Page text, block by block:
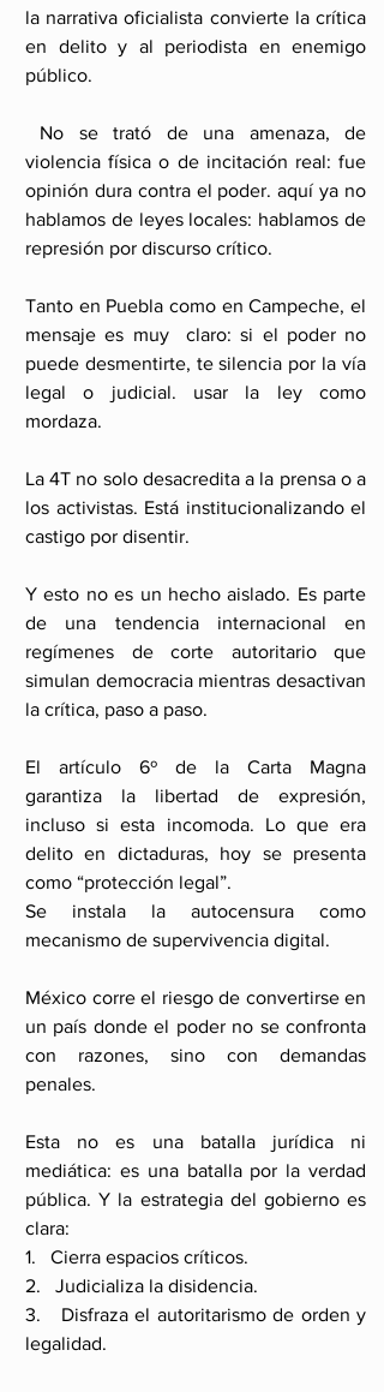
la narrativa oficialista convierte la crítica
en delito y al periodista en enemigo
público.
No se trató de una amenaza, de
violencia física o de incitación real: fue
opinión dura contra el poder. aquí ya no
hablamos de leyes locales: hablamos de
represión por discurso crítico.
Tanto en Puebla como en Campeche, el
mensaje es muy  claro: si el poder no
puede desmentirte, te silencia por la vía
legal o judicial. usar la ley como
mordaza.
La 4T no solo desacredita a la prensa o a
los activistas. Está institucionalizando el
castigo por disentir.
Y esto no es un hecho aislado. Es parte
de una tendencia internacional en
regímenes de corte autoritario que
simulan democracia mientras desactivan
la crítica, paso a paso.
El artículo 6º de la Carta Magna
garantiza la libertad de expresión,
incluso si esta incomoda. Lo que era
delito en dictaduras, hoy se presenta
como “protección legal”.
Se instala la autocensura como
mecanismo de supervivencia digital.
México corre el riesgo de convertirse en
un país donde el poder no se confronta
con razones, sino con demandas
penales.
Esta no es una batalla jurídica ni
mediática: es una batalla por la verdad
pública. Y la estrategia del gobierno es
clara:
1.   Cierra espacios críticos.
2.   Judicializa la disidencia.
3.   Disfraza el autoritarismo de orden y
legalidad.